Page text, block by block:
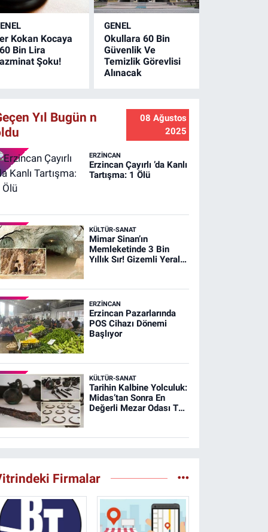
altına alındı. Olayda
kaybı
büyük
maddi hasar
Kokan Kocaya
Bin Lira
Şoku!
GENEL
Okullara 60 Bin
Güvenlik Ve
Temizlik Görevlisi
Alınacak
Yıl Bugün n
08 Ağustos
2025
ERZINCAN
Erzincan Çayırlı ’da Kanlı
Tartışma: 1 Ölü
KÜLTÜR-SANAT
Mimar Sinan’ın
Memleketinde 3 Bin
Yıllık Sır! Gizemli Yeraltı
ERZINCAN
Erzincan Pazarlarında
POS Cihazı Dönemi
Başlıyor
KÜLTÜR-SANAT
Tarihin Kalbine Yolculuk:
Midas’tan Sonra En
Değerli Mezar Odası T26
Firmalar